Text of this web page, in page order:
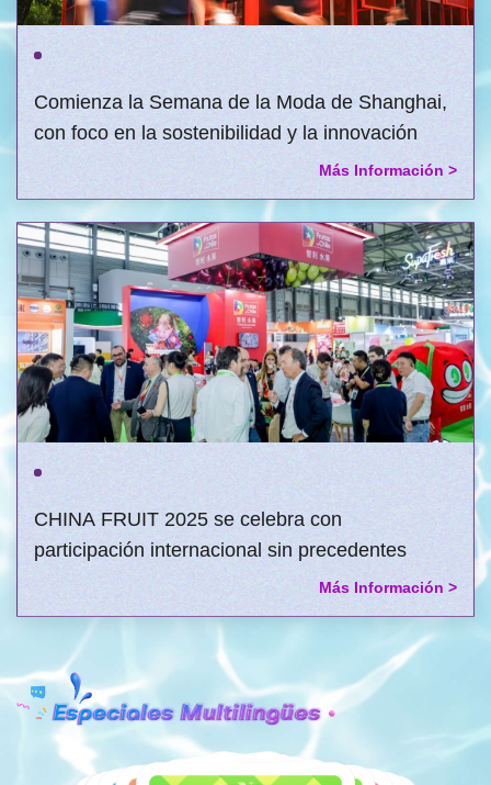
Comienza la Semana de la Moda de Shanghai,
con foco en la sostenibilidad y la innovación
Más Información >
CHINA FRUIT 2025 se celebra con
participación internacional sin precedentes
Más Información >